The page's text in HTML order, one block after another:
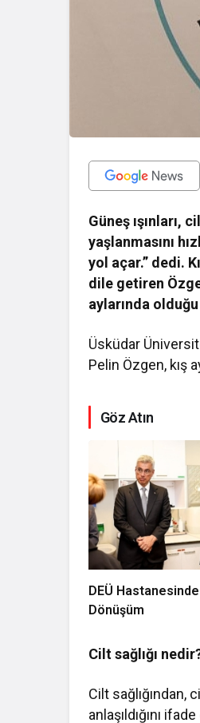
Güneş ışınları,
yaşlanmasını
yol açar.” dedi.
dile getiren
aylarında
Üsküdar
Pelin Özgen, kış
Göz Atın
DEÜ
Dönüşüm
Cilt sağlığı
Cilt sağlığından,
anlaşıldığını